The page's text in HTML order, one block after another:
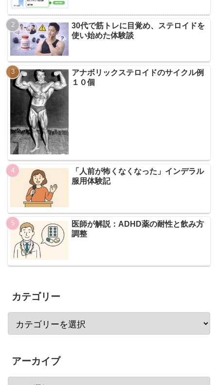
30代で筋トレに目覚め、ステロイドを
使い始めた体験談
アナボリックステロイドのサイクル例
１０個
「人前が怖くなくなった」インデラル
服用体験記
医師が解説：ADHD薬の耐性と飲み方
調整
カテゴリー
アーカイブ